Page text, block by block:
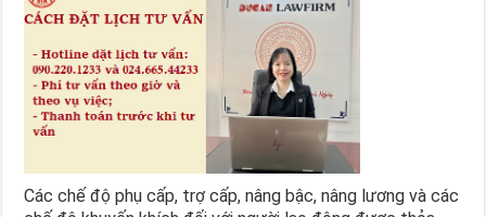
Các chế độ phụ cấp, trợ cấp, nâng bậc, nâng lương và các